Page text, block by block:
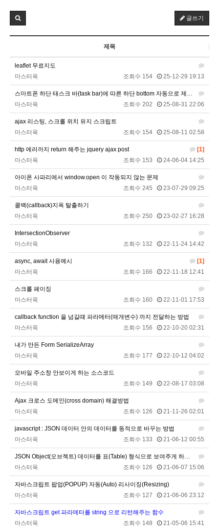
글쓰기
제목
leaflet 무료지도
마스터욱
조회수 154 25-12-29 19:13
스마트폰 하단 태스크 바(task bar)에 따른 하단 bottom 자동으로 제어하기
마스터욱
조회수 202 25-08-31 22:06
ajax 리스팅, 스크롤 위치 유지 스크립트
마스터욱
조회수 154 25-08-11 02:58
[1]
http 에러까지 return 해주는 jquery ajax post
마스터욱
조회수 153 24-06-04 14:25
아이폰 사파리에서 window.open 이 작동되지 않는 문제
마스터욱
조회수 245 23-07-29 09:25
콜백(callback)지옥 탈출하기
마스터욱
조회수 250 23-02-27 16:28
IntersectionObserver
마스터욱
조회수 132 22-11-24 14:42
[1]
async, await 사용예시
마스터욱
조회수 166 22-11-18 12:41
스크롤 페이징
마스터욱
조회수 160 22-11-01 17:53
callback function 을 넘길때 파라메터(매개변수) 까지 전달하는 방법
마스터욱
조회수 156 22-10-20 02:31
내가 만든 Form SerializeArray
마스터욱
조회수 177 22-10-12 04:02
모바일 주소창 안보이게 하는 소스코드
마스터욱
조회수 149 22-08-17 03:08
Ajax 크로스 도메인(cross domain) 해결방법
마스터욱
조회수 126 21-11-26 02:01
javascript : JSON 데이터 안의 데이터를 동적으로 바꾸는 방법
마스터욱
조회수 133 21-06-12 00:55
JSON Object(오브젝트) 데이터를 표(Table) 형식으로 보여주게 하는 함수(자체제작)
마스터욱
조회수 126 21-06-07 15:06
자바스크립트 팝업(POPUP) 자동(Auto) 리사이징(Resizing)
마스터욱
조회수 127 21-06-06 23:12
자바스크립트 get 파라메터를 string 으로 리턴해주는 함수
마스터욱
조회수 148 21-05-06 15:41
2025년 09월 18일 목요일
벌레세끼 어서와라
10:58:34
벌레세끼
10:59:00
2025년 09월 19일 금요일
비회원67de1qasc4tnqvqv155pp4l5if 워워 20:08:16
2025년 09월 22일 월요일
벌레세끼 16:11:47
2026년 01월 03일 토요일
비회원7dck40vnii67gh999kiubtnpip 14:37:56
2026년 01월 21일 수요일
비회원86967n2tb0iacdl6lpcidp6hm1 욜로PC방 15:38:57
2026년 03월 10일 화요일
비회원8e48be417jjo2ju090lv65fnf5 ㅎ2
10:41:14
비회원8e48be417jjo2ju090lv65fnf5
10:41:21
비회원8e48be417jjo2ju090lv65fnf5 일본인이 카레가 맛있으면 하는말은?
10:41:52
비회원8e48be417jjo2ju090lv65fnf5 와 카레 마시따!
10:41:56
마스터욱
11:58:03
2026년 05월 21일 목요일
비회원9tru8ld4qjt3dvl7a9mj7gn808 hk 17:25:29
2026년 06월 29일 월요일
비회원cv1rccvcel78c8euddvjfsl49j ㅣ
13:55:14
비회원cv1rccvcel78c8euddvjfsl49j
13:55:19
비회원cv1rccvcel78c8euddvjfsl49j ㅏ
13:55:22
비회원cv1rccvcel78c8euddvjfsl49j
13:55:34
비회원cv1rccvcel78c8euddvjfsl49j
13:55:34
비회원cv1rccvcel78c8euddvjfsl49j
13:55:34
비회원cv1rccvcel78c8euddvjfsl49j ㅓ
14:01:45
비회원cv1rccvcel78c8euddvjfsl49j
14:01:47
비회원cv1rccvcel78c8euddvjfsl49j ㅏ
14:01:52
비회원cv1rccvcel78c8euddvjfsl49j
14:02:06